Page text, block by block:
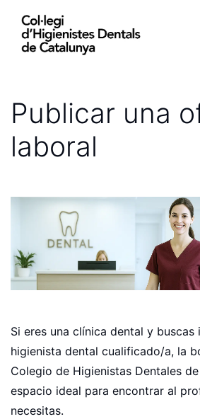
Publicar una
laboral
Si eres una clínica dental y buscas
higienista dental cualificado/a, la
Colegio de Higienistas Dentales
espacio ideal para encontrar al
necesitas.